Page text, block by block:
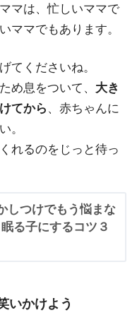
マは、忙しいママで
ママでもあります。
てくださいね。
め息をついて、 大き
てから 、赤ちゃんに
。
れるのをじっと待っ
しつけでもう悩まな
る子にするコツ３
いかけよう